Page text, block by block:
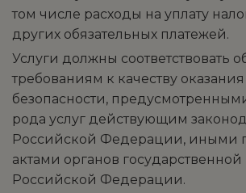
том числе расходы на уплату
других обязательных платежей.
Услуги должны соответствовать
требованиям к качеству
безопасности,
рода услуг действующим
Российской Федерации, иными
актами органов государственной
Российской Федерации.